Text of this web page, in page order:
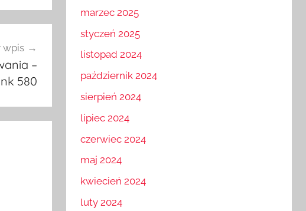
wpis
–
580
marzec 2025
styczeń 2025
listopad 2024
październik 2024
sierpień 2024
lipiec 2024
czerwiec 2024
maj 2024
kwiecień 2024
luty 2024